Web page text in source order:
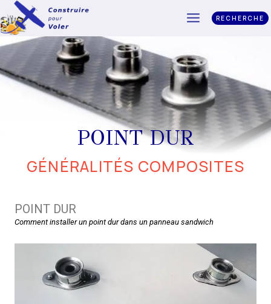
RECHERCHE
POINT DUR
GÉNÉRALITÉS COMPOSITES
POINT DUR
Comment installer un point dur dans un panneau sandwich